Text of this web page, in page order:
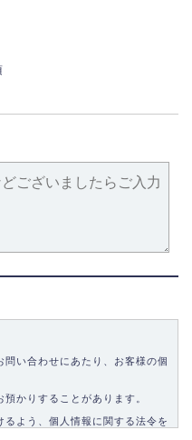
い合わせにあたり、お客様の個
かりすることがあります。
よう、個人情報に関する法令を